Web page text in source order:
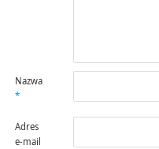
Nazwa
*
Adres
e-mail